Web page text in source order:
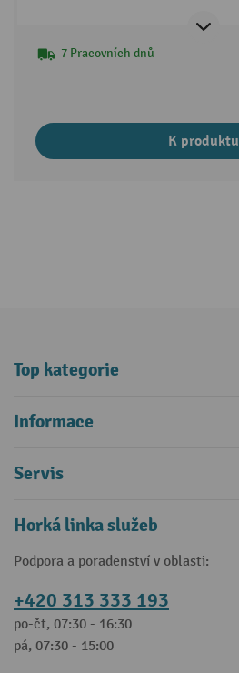
7 Pracovních dnů
K produktu
Top kategorie
Informace
Servis
Horká linka služeb
Podpora a poradenství v oblasti:
+420 313 333 193
po-čt, 07:30 - 16:30
pá, 07:30 - 15:00